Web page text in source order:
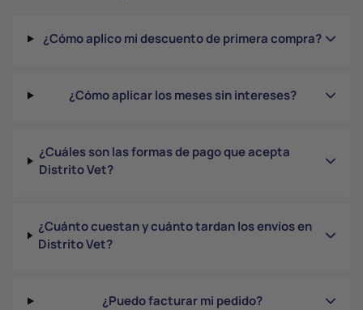
¿Cómo aplico mi descuento de primera compra?
¿Cómo aplicar los meses sin intereses?
¿Cuáles son las formas de pago que acepta
Distrito Vet?
¿Cuánto cuestan y cuánto tardan los envíos en
Distrito Vet?
¿Puedo facturar mi pedido?